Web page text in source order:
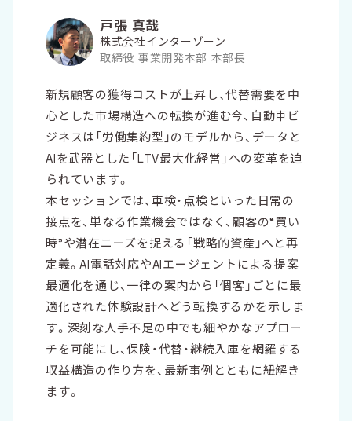
戸張 真哉
株式会社インターゾーン
取締役 事業開発本部 本部長
新規顧客の獲得コストが上昇し、代替需要を中
心とした市場構造への転換が進む今、自動車ビ
ジネスは「労働集約型」のモデルから、データと
AIを武器とした「LTV最大化経営」への変革を迫
られています。
本セッションでは、車検・点検といった日常の
接点を、単なる作業機会ではなく、顧客の“買い
時”や潜在ニーズを捉える「戦略的資産」へと再
定義。AI電話対応やAIエージェントによる提案
最適化を通じ、一律の案内から「個客」ごとに最
適化された体験設計へどう転換するかを示しま
す。深刻な人手不足の中でも細やかなアプロー
チを可能にし、保険・代替・継続入庫を網羅する
収益構造の作り方を、最新事例とともに紐解き
ます。